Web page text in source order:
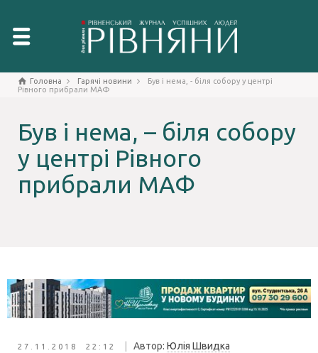
Головна Гарячі новини
Був і нема, - біля собору у центрі
Рівного прибрали МАФ
Був і нема, – біля собору
у центрі Рівного
прибрали МАФ
27.11.2018 22:12 Автор: Юлія Швидка